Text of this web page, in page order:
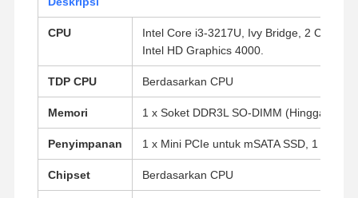
CPU
Intel Core i3-3217U, Ivy Bridge, 2 Core, 4
Intel HD Graphics 4000.
TDP CPU Berdasarkan CPU
Memori 1 x Soket DDR3L SO-DIMM (Hingga 8G,
Penyimpanan 1 x Mini PCIe untuk mSATA SSD, 1 x
Chipset Berdasarkan CPU